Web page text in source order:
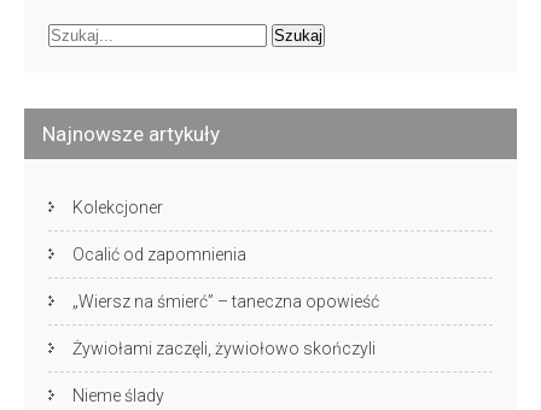
Najnowsze artykuły
Kolekcjoner
Ocalić od zapomnienia
„Wiersz na śmierć” – taneczna opowieść
Żywiołami zaczęli, żywiołowo skończyli
Nieme ślady